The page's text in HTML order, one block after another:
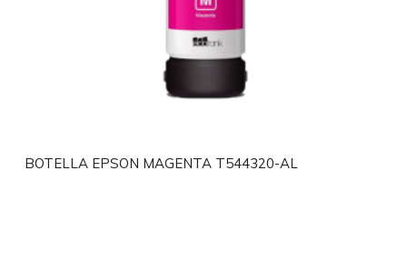
BOTELLA EPSON MAGENTA T544320-AL